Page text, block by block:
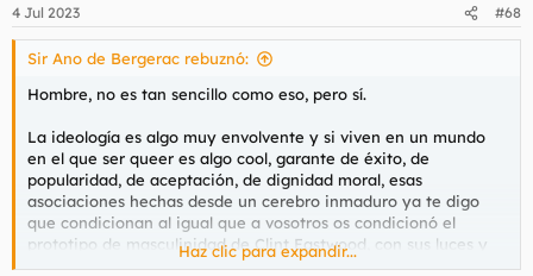
e
s
4 Jul 2023 #68
Sir Ano de Bergerac rebuznó:
Hombre, no es tan sencillo como eso, pero sí.
La ideología es algo muy envolvente y si viven en un mundo
en el que ser queer es algo cool, garante de éxito, de
popularidad, de aceptación, de dignidad moral, esas
asociaciones hechas desde un cerebro inmaduro ya te digo
que condicionan al igual que a vosotros os condicionó el
prototipo de masculinidad de Clint Eastwood, con sus luces y
sus sombras. Y esto está pasando ahora mismo. Tendrías que
Haz clic para expandir...